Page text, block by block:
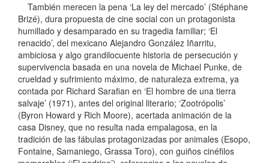
También merecen la pena ‘La ley del mercado’ (Stéphane
Brizé), dura propuesta de cine social con un protagonista
humillado y desamparado en su tragedia familiar; ‘El
renacido’, del mexicano Alejandro González Iñarritu,
ambiciosa y algo grandilocuente historia de persecución y
supervivencia basada en una novela de Michael Punke, de
crueldad y sufrimiento máximo, de naturaleza extrema, ya
contada por Richard Sarafian en ‘El hombre de una tierra
salvaje’ (1971), antes del original literario; ‘Zootrópolis’
(Byron Howard y Rich Moore), acertada animación de la
casa Disney, que no resulta nada empalagosa, en la
tradición de las fábulas protagonizadas por animales (Esopo,
Fontaine, Samaniego, Grassa Toro), con guiños cinéfilos